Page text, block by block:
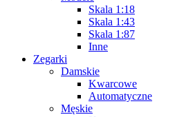
Skala 1:18
Skala 1:43
Skala 1:87
Inne
Zegarki
Damskie
Kwarcowe
Automatyczne
Męskie